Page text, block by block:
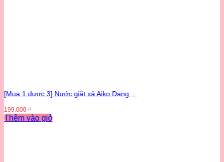
[Mua 1 được 3] Nước giặt xả Aiko Dạng ...
199.000 ₫
Thêm vào giỏ